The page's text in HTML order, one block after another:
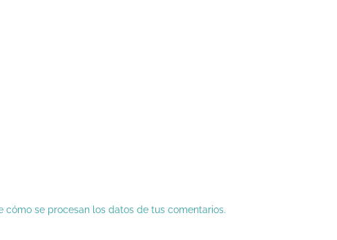
cómo se procesan los datos de tus comentarios.